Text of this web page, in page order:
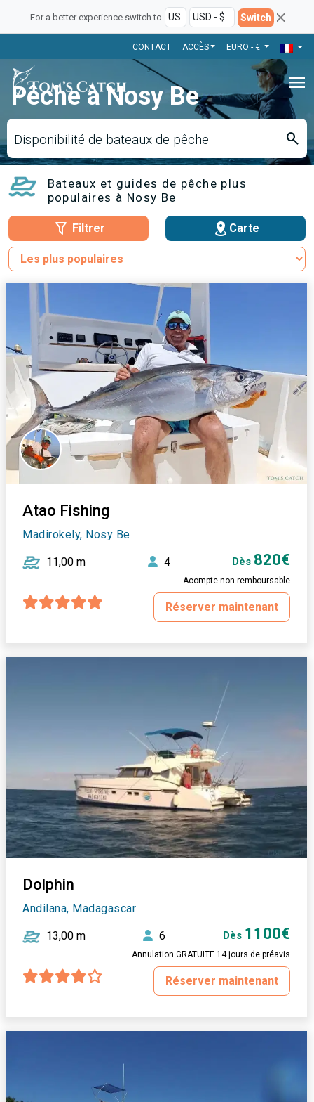
For a better experience switch to Switch
CONTACT ACCÈS EURO - €
menu
Pêche à Nosy Be
Disponibilité de bateaux de pêche search
Bateaux et guides de pêche plus
populaires à Nosy Be
Filtrer Carte
Atao Fishing
Madirokely, Nosy Be
11,00 m 4 Dès 820€
Acompte non remboursable
Réserver maintenant
Dolphin
Andilana, Madagascar
13,00 m 6 Dès 1100€
Annulation GRATUITE 14 jours de préavis
Réserver maintenant